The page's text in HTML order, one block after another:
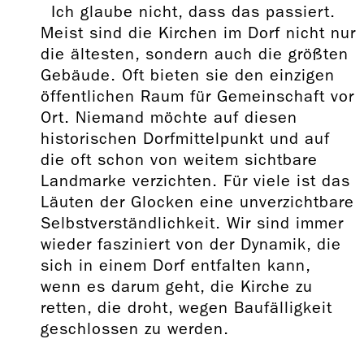
Ich glaube nicht, dass das passiert.
Meist sind die Kirchen im Dorf nicht nur
die ältesten, sondern auch die größten
Gebäude. Oft bieten sie den einzigen
öffentlichen Raum für Gemeinschaft vor
Ort. Niemand möchte auf diesen
historischen Dorfmittelpunkt und auf
die oft schon von weitem sichtbare
Landmarke verzichten. Für viele ist das
Läuten der Glocken eine unverzichtbare
Selbstverständlichkeit. Wir sind immer
wieder fasziniert von der Dynamik, die
sich in einem Dorf entfalten kann,
wenn es darum geht, die Kirche zu
retten, die droht, wegen Baufälligkeit
geschlossen zu werden.